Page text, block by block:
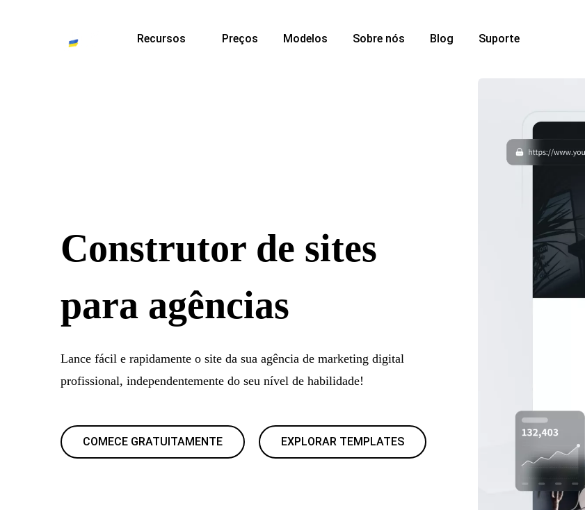
Recursos Preços Modelos Sobre nós Blog Suporte
Construtor de sites
para agências
Lance fácil e rapidamente o site da sua agência de marketing digital
profissional, independentemente do seu nível de habilidade!
COMECE GRATUITAMENTE EXPLORAR TEMPLATES